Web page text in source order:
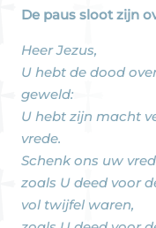
De paus sloot zijn
Heer Jezus,
U hebt de dood
geweld:
U hebt zijn macht
vrede.
Schenk ons uw
zoals U deed voor
vol twijfel waren,